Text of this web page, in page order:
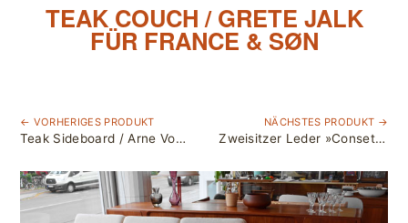
TEAK COUCH / GRETE JALK
FÜR FRANCE & SØN
← VORHERIGES PRODUKT
Teak Sideboard / Arne Vodder für Sibast
NÄCHSTES PRODUKT →
Zweisitzer Leder »Conseta« von Friedrich-Wilhelm Möller für Cor